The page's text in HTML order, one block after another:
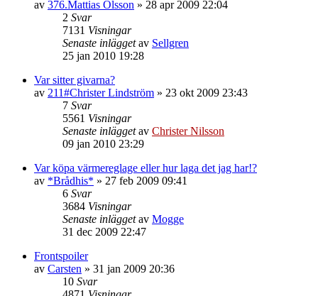
av 376.Mattias Olsson » 28 apr 2009 22:04
2 Svar
7131 Visningar
Senaste inläggetav Sellgren
25 jan 2010 19:28
Var sitter givarna?
av 211#Christer Lindström » 23 okt 2009 23:43
7 Svar
5561 Visningar
Senaste inläggetav Christer Nilsson
09 jan 2010 23:29
Var köpa värmereglage eller hur laga det jag har!?
av *Brådhis* » 27 feb 2009 09:41
6 Svar
3684 Visningar
Senaste inläggetav Mogge
31 dec 2009 22:47
Frontspoiler
av Carsten » 31 jan 2009 20:36
10 Svar